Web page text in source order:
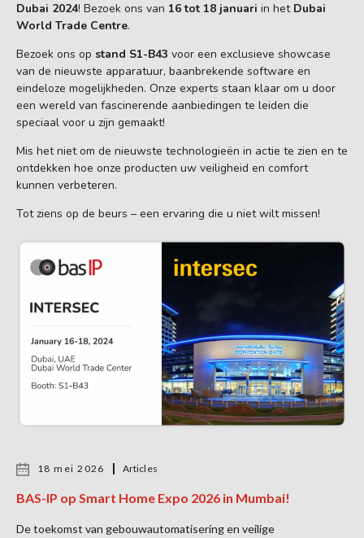
Dubai 2024! Bezoek ons van 16 tot 18 januari in het Dubai
World Trade Centre.
Bezoek ons op stand S1-B43 voor een exclusieve showcase
van de nieuwste apparatuur, baanbrekende software en
eindeloze mogelijkheden. Onze experts staan klaar om u door
een wereld van fascinerende aanbiedingen te leiden die
speciaal voor u zijn gemaakt!
Mis het niet om de nieuwste technologieën in actie te zien en te
ontdekken hoe onze producten uw veiligheid en comfort
kunnen verbeteren.
Tot ziens op de beurs – een ervaring die u niet wilt missen!
18 mei 2026 Articles
BAS-IP op Smart Home Expo 2026 in Mumbai!
De toekomst van gebouwautomatisering en veilige